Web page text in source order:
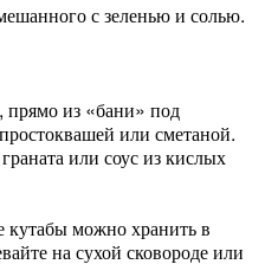
с зеленью и солью.
прямо из «бани» под
или сметаной.
или соус из кислых
кутабы можно хранить в
на сухой сковороде или